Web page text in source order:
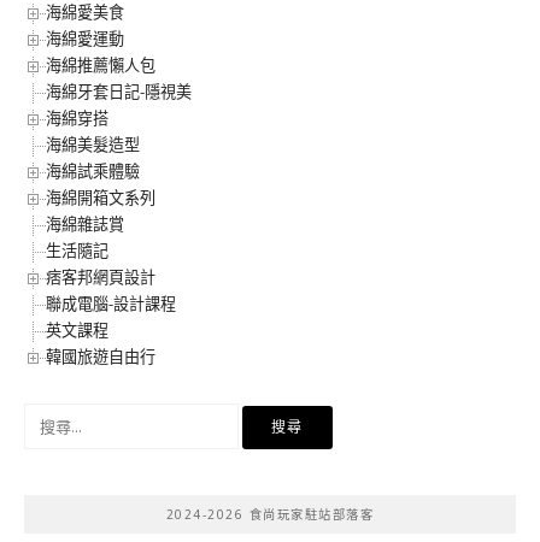
海綿愛美食
海綿愛運動
海綿推薦懶人包
海綿牙套日記-隱視美
海綿穿搭
海綿美髮造型
海綿試乘體驗
海綿開箱文系列
海綿雜誌賞
生活隨記
痞客邦網頁設計
聯成電腦-設計課程
英文課程
韓國旅遊自由行
2024-2026 食尚玩家駐站部落客